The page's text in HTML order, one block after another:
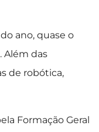
ano, quase o
Além das
de robótica,
Formação Geral